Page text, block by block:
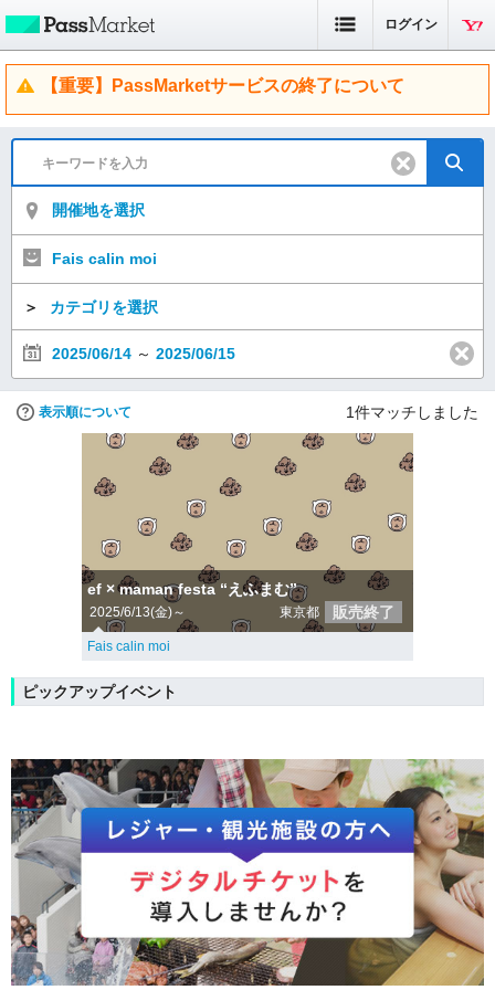
ログイン
【重要】PassMarketサービスの終了について
開催地を選択
Fais calin moi
＞ カテゴリを選択
2025/06/14 ～ 2025/06/15
表示順について 1件マッチしました
ef × maman festa “えふまむ”
2025/6/13(金)～ 東京都 販売終了
Fais calin moi
ピックアップイベント